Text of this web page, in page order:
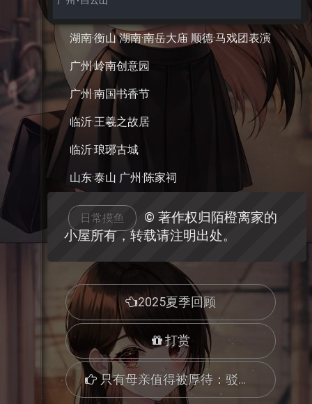
湖南·衡山 湖南·南岳大庙 顺德·马戏团表演
广州·岭南创意园
广州·南国书香节
临沂·王羲之故居
临沂·琅琊古城
山东·泰山 广州·陈家祠
日常摸鱼
© 著作权归陌橙离家的
小屋所有，转载请注明出处。
2025夏季回顾
打赏
只有母亲值得被厚待：驳华政成鸿宇同学“女性特权”言论(四、劳动报酬特权)上